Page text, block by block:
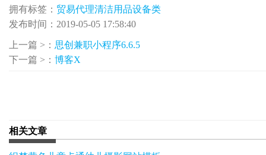
拥有标签： 贸易代理清洁用品设备类
发布时间：2019-05-05 17:58:40
上一篇 >： 思创兼职小程序6.6.5
下一篇 >： 博客X
相关文章